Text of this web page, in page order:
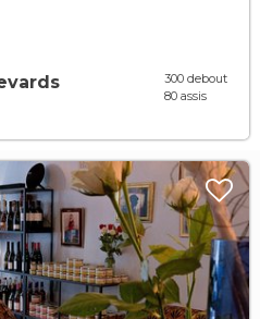
300 debout
80 assis